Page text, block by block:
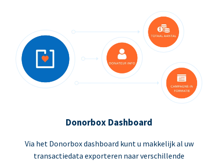
Donorbox Dashboard
Via het Donorbox dashboard kunt u makkelijk al uw
transactiedata exporteren naar verschillende